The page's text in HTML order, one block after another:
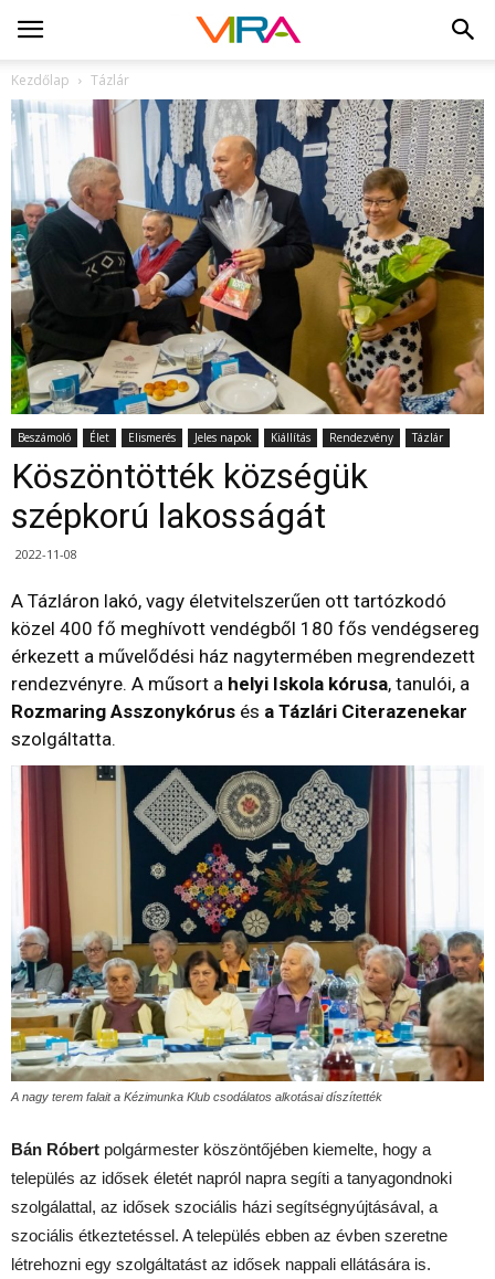
Kezdőlap Tázlár
Beszámoló Élet Elismerés Jeles napok Kiállítás Rendezvény Tázlár
Köszöntötték községük
szépkorú lakosságát
2022-11-08
A Tázláron lakó, vagy életvitelszerűen ott tartózkodó
közel 400 fő meghívott vendégből 180 fős vendégsereg
érkezett a művelődési ház nagytermében megrendezett
rendezvényre. A műsort a helyi Iskola kórusa, tanulói, a
Rozmaring Asszonykórus és a Tázlári Citerazenekar
szolgáltatta.
A nagy terem falait a Kézimunka Klub csodálatos alkotásai díszítették
Bán Róbert polgármester köszöntőjében kiemelte, hogy a
település az idősek életét napról napra segíti a tanyagondnoki
szolgálattal, az idősek szociális házi segítségnyújtásával, a
szociális étkeztetéssel. A település ebben az évben szeretne
létrehozni egy szolgáltatást az idősek nappali ellátására is.